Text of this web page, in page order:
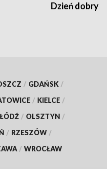
Dzień dobry
/ GDAŃSK /
/ KIELCE /
ŁÓDŹ / OLSZTYN /
/ RZESZÓW /
/ WROCŁAW